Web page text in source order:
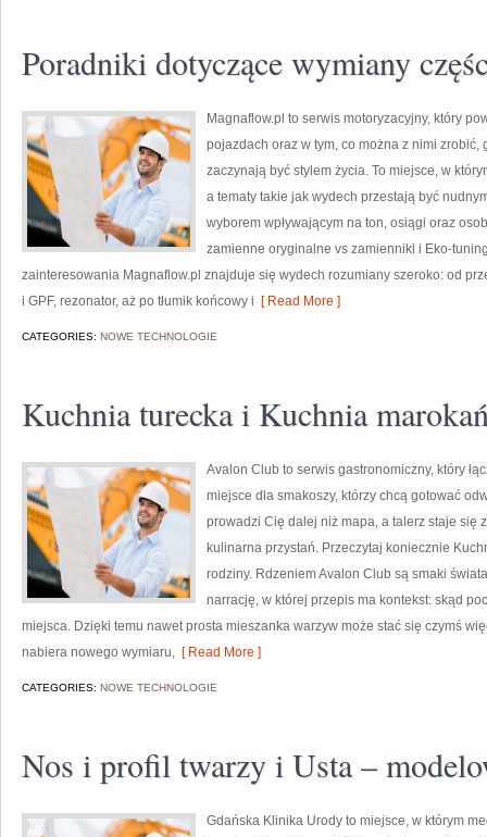
Poradniki dotyczące wymiany
Magnaflow.pl to serwis motoryzacyjny, który
pojazdach oraz w tym, co można z nimi
zaczynają być stylem życia. To miejsce, w
a tematy takie jak wydech przestają być
wyborem wpływającym na ton, osiągi oraz
zamienne oryginalne vs zamienniki i Eko-
zainteresowania Magnaflow.pl znajduje się wydech rozumiany szeroko: od
i GPF, rezonator, aż po tłumik końcowy i [ Read More ]
CATEGORIES: NOWE TECHNOLOGIE
Kuchnia turecka i Kuchnia
Avalon Club to serwis gastronomiczny, który
miejsce dla smakoszy, którzy chcą gotować
prowadzi Cię dalej niż mapa, a talerz staje się
kulinarna przystań. Przeczytaj koniecznie
rodziny. Rdzeniem Avalon Club są smaki
narrację, w której przepis ma kontekst: skąd
miejsca. Dzięki temu nawet prosta mieszanka warzyw może stać się czymś
nabiera nowego wymiaru, [ Read More ]
CATEGORIES: NOWE TECHNOLOGIE
Nos i profil twarzy i Usta –
Gdańska Klinika Urody to miejsce, w którym